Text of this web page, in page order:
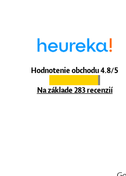
Hodnotenie obchodu 4.8/5
Na základe 283 recenzií
It is a great shop where they help you